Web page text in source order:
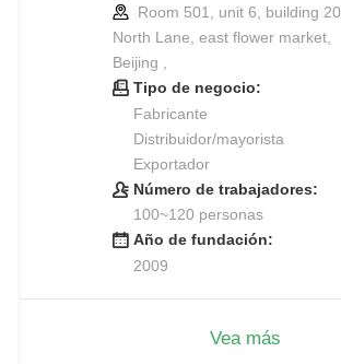
Room 501, unit 6, building 20,
North Lane, east flower market,
Beijing ,
Tipo de negocio:
Fabricante
Distribuidor/mayorista
Exportador
Número de trabajadores:
100~120 personas
Año de fundación:
2009
Vea más